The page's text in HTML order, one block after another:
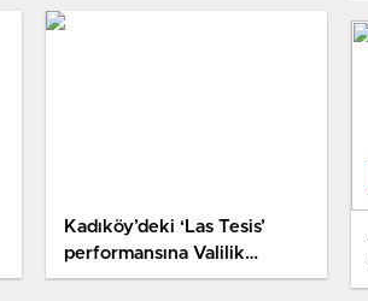
tasarısı
Kadıköy’deki ‘Las Tesis’
performansına Valilik
açıklaması: Suç oluşturan